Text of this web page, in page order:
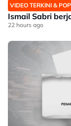
VIDEO TERKINI &
Ismail Sabri
22 hours ago